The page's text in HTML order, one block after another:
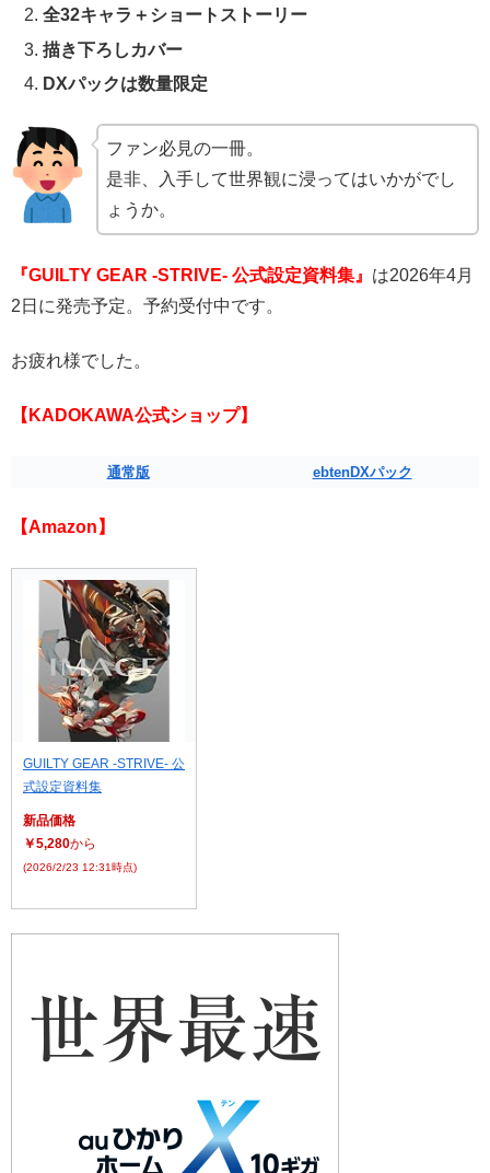
全32キャラ＋ショートストーリー
描き下ろしカバー
DXパックは数量限定
ファン必見の一冊。
是非、入手して世界観に浸ってはいかがでし
ょうか。
『GUILTY GEAR -STRIVE- 公式設定資料集』 は2026年4月
2日に発売予定。予約受付中です。
お疲れ様でした。
【KADOKAWA公式ショップ】
通常版 ebtenDXパック
【Amazon】
GUILTY GEAR -STRIVE- 公
式設定資料集
新品価格
￥5,280から
(2026/2/23 12:31時点)